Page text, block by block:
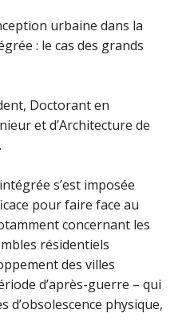
urbaine dans la
: le cas des grands
Doctorant en
et d’Architecture de
s’est imposée
pour faire face au
concernant les
résidentiels
des villes
d’après-guerre – qui
d’obsolescence physique,